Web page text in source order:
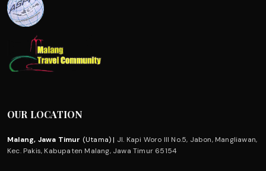
OUR LOCATION
Malang, Jawa Timur (Utama) | Jl. Kapi Woro III No.5, Jabon, Mangliawan,
Kec. Pakis, Kabupaten Malang, Jawa Timur 65154